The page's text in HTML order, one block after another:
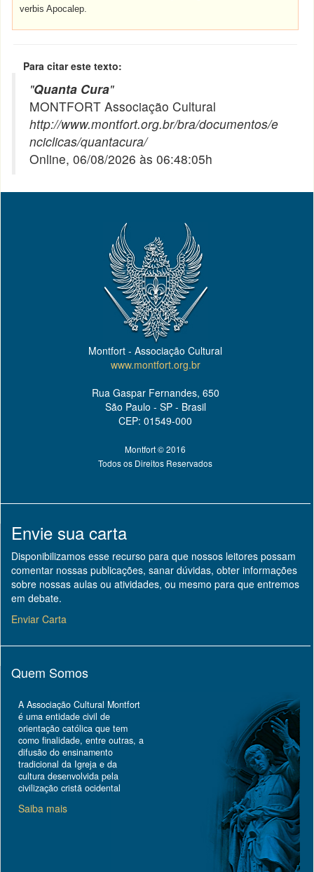
verbis Apocalep.
Para citar este texto:
"Quanta Cura"
MONTFORT Associação Cultural
http://www.montfort.org.br/bra/documentos/e
nciclicas/quantacura/
Online, 06/08/2026 às 06:48:05h
Montfort - Associação Cultural
www.montfort.org.br
Rua Gaspar Fernandes, 650
São Paulo - SP - Brasil
CEP: 01549-000
Montfort © 2016
Todos os Direitos Reservados
Envie sua carta
Disponibilizamos esse recurso para que nossos leitores possam
comentar nossas publicações, sanar dúvidas, obter informações
sobre nossas aulas ou atividades, ou mesmo para que entremos
em debate.
Enviar Carta
Quem Somos
A Associação Cultural Montfort
é uma entidade civil de
orientação católica que tem
como finalidade, entre outras, a
difusão do ensinamento
tradicional da Igreja e da
cultura desenvolvida pela
civilização cristã ocidental
Saiba mais